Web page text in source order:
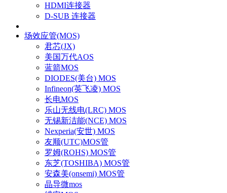
HDMI连接器
D-SUB 连接器
场效应管(MOS)
君芯(JX)
美国万代AOS
蓝箭MOS
DIODES(美台) MOS
Infineon(英飞凌) MOS
长电MOS
乐山无线电(LRC) MOS
无锡新洁能(NCE) MOS
Nexperia(安世) MOS
友顺(UTC)MOS管
罗姆(ROHS) MOS管
东芝(TOSHIBA) MOS管
安森美(onsemi) MOS管
晶导微mos